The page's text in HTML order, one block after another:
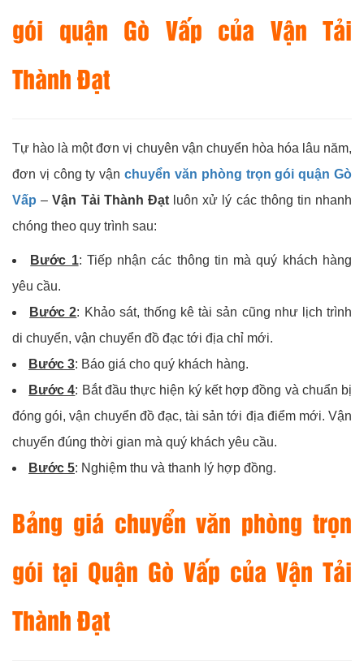
gói quận Gò Vấp của Vận Tải
Thành Đạt
Tự hào là một đơn vị chuyên vận chuyển hòa hóa lâu năm,
đơn vị công ty vậnchuyển văn phòng trọn gói quận Gò
Vấp –Vận Tải Thành Đạtluôn xử lý các thông tin nhanh
chóng theo quy trình sau:
Bước 1: Tiếp nhận các thông tin mà quý khách hàng
yêu cầu.
Bước 2: Khảo sát, thống kê tài sản cũng như lịch trình
di chuyển, vận chuyển đồ đạc tới địa chỉ mới.
Bước 3: Báo giá cho quý khách hàng.
Bước 4: Bắt đầu thực hiện ký kết hợp đồng và chuẩn bị
đóng gói, vận chuyển đồ đạc, tài sản tới địa điểm mới. Vận
chuyển đúng thời gian mà quý khách yêu cầu.
Bước 5: Nghiệm thu và thanh lý hợp đồng.
Bảng giá chuyển văn phòng trọn
gói tại Quận Gò Vấp của Vận Tải
Thành Đạt